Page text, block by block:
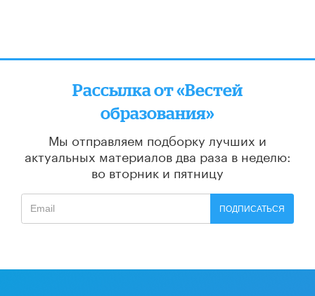
Рассылка от «Вестей
образования»
Мы отправляем подборку лучших и
актуальных материалов два раза в неделю:
во вторник и пятницу
ПОДПИСАТЬСЯ